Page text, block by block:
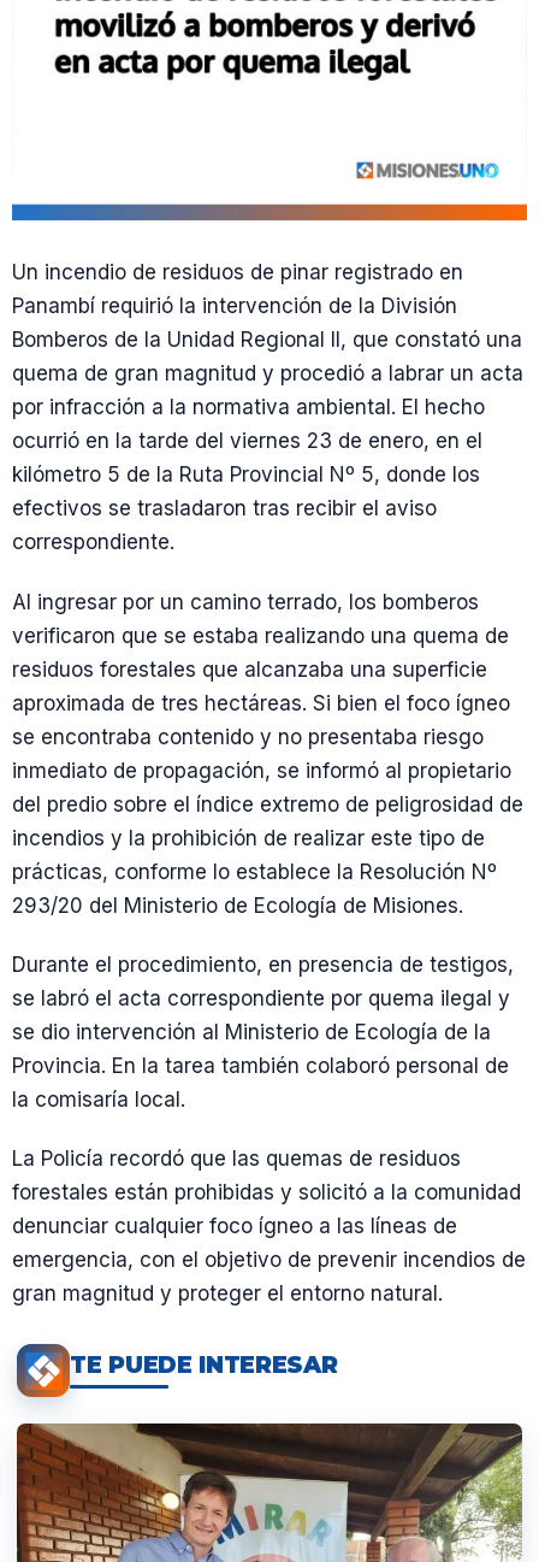
Un incendio de residuos de pinar registrado en
Panambí requirió la intervención de la División
Bomberos de la Unidad Regional II, que constató una
quema de gran magnitud y procedió a labrar un acta
por infracción a la normativa ambiental. El hecho
ocurrió en la tarde del viernes 23 de enero, en el
kilómetro 5 de la Ruta Provincial Nº 5, donde los
efectivos se trasladaron tras recibir el aviso
correspondiente.
Al ingresar por un camino terrado, los bomberos
verificaron que se estaba realizando una quema de
residuos forestales que alcanzaba una superficie
aproximada de tres hectáreas. Si bien el foco ígneo
se encontraba contenido y no presentaba riesgo
inmediato de propagación, se informó al propietario
del predio sobre el índice extremo de peligrosidad de
incendios y la prohibición de realizar este tipo de
prácticas, conforme lo establece la Resolución Nº
293/20 del Ministerio de Ecología de Misiones.
Durante el procedimiento, en presencia de testigos,
se labró el acta correspondiente por quema ilegal y
se dio intervención al Ministerio de Ecología de la
Provincia. En la tarea también colaboró personal de
la comisaría local.
La Policía recordó que las quemas de residuos
forestales están prohibidas y solicitó a la comunidad
denunciar cualquier foco ígneo a las líneas de
emergencia, con el objetivo de prevenir incendios de
gran magnitud y proteger el entorno natural.
TE PUEDE INTERESAR